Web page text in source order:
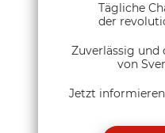
Tägliche
der
Zuverlässig und
von
Jetzt